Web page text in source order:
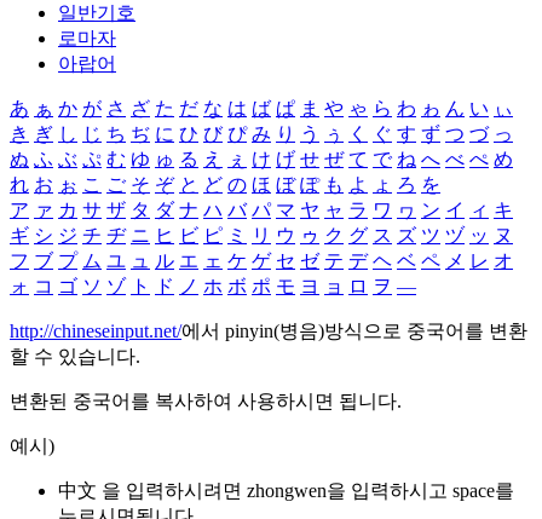
일반기호
로마자
아랍어
あ ぁ か が さ ざ た だ な は ば ぱ ま や ゃ ら わ ゎ ん い ぃ
き ぎ し じ ち ぢ に ひ び ぴ み り う ぅ く ぐ す ず つ づ っ
ぬ ふ ぶ ぷ む ゆ ゅ る え ぇ け げ せ ぜ て で ね へ べ ぺ め
れ お ぉ こ ご そ ぞ と ど の ほ ぼ ぽ も よ ょ ろ を
ア ァ カ サ ザ タ ダ ナ ハ バ パ マ ヤ ャ ラ ワ ヮ ン イ ィ キ
ギ シ ジ チ ヂ ニ ヒ ビ ピ ミ リ ウ ゥ ク グ ス ズ ツ ヅ ッ ヌ
フ ブ プ ム ユ ュ ル エ ェ ケ ゲ セ ゼ テ デ ヘ ベ ペ メ レ オ
ォ コ ゴ ソ ゾ ト ド ノ ホ ボ ポ モ ヨ ョ ロ ヲ ―
http://chineseinput.net/에서 pinyin(병음)방식으로 중국어를 변환
할 수 있습니다.
변환된 중국어를 복사하여 사용하시면 됩니다.
예시)
中文 을 입력하시려면 zhongwen을 입력하시고 space를